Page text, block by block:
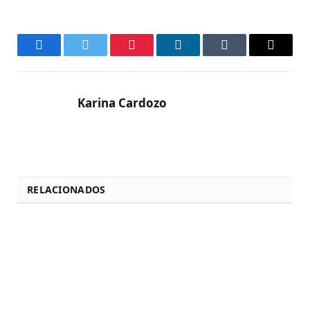
FacebookTwitter Pinterest LinkedInTumblr Email
Karina Cardozo
RELACIONADOS